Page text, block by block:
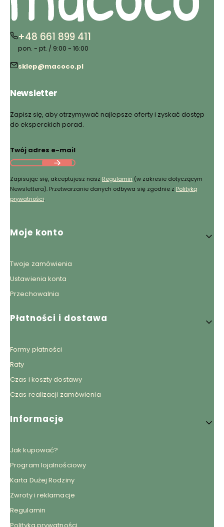
+48 661 899 411
pon. - pt. / 9:00 - 16:00
sklep@macoco.pl
Newsletter
Zapisz się, aby otrzymywać najlepsze oferty i zyskać dostęp
do eksperckich porad.
Twój adres e-mail
Zapisując się, akceptujesz nasz Regulamin (w zakresie dotyczącym
Newslettera). Przetwarzanie danych odbywa się zgodnie z Polityką
prywatności.
Linki w stopce
Moje konto
Twoje zamówienia
Ustawienia konta
Przechowalnia
Płatności i dostawa
Formy płatności
Raty
Czas i koszty dostawy
Czas realizacji zamówienia
Informacje
Jak kupować?
Program lojalnościowy
Karta Dużej Rodziny
Zwroty i reklamacje
Regulamin